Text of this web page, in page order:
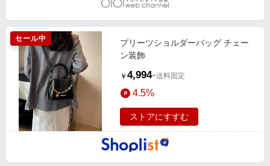
セール中
プリーツショルダーバッグ チェー
ン装飾
￥ 4,994+送料固定
4.5%
ストアにすすむ